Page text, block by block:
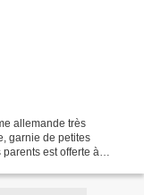
allemande très
garnie de petites
est offerte à